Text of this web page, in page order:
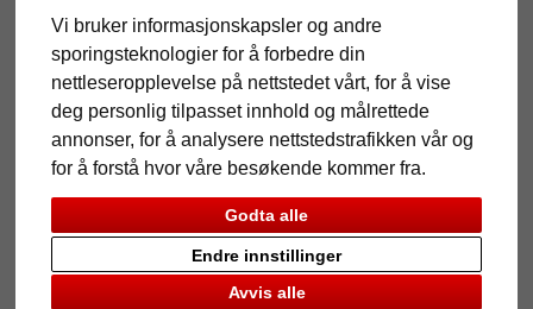
Vi bruker informasjonskapsler og andre
sporingsteknologier for å forbedre din
nettleseropplevelse på nettstedet vårt, for å vise
deg personlig tilpasset innhold og målrettede
annonser, for å analysere nettstedstrafikken vår og
for å forstå hvor våre besøkende kommer fra.
Godta alle
Avvis alle
Endre innstillinger
Tilbake